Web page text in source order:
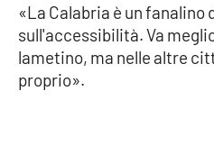
Meteo
Editoriali
«La Calabria è un fanalino
sull'accessibilità. Va
lametino, ma nelle altre
proprio».